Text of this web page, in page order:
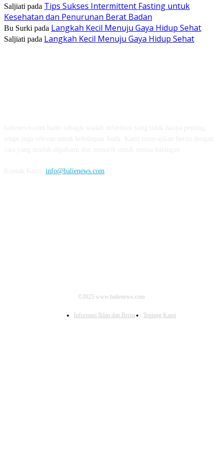
Saljiati pada Tips Sukses Intermittent Fasting untuk
Kesehatan dan Penurunan Berat Badan
Bu Surki pada Langkah Kecil Menuju Gaya Hidup Sehat
Saljiati pada Langkah Kecil Menuju Gaya Hidup Sehat
info@balienews.com
©2025 www.balienews.com
Informasi Iklan dan Berita Tentang Kami